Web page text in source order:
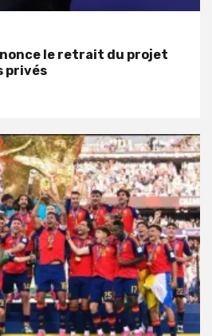
le retrait du projet
privés